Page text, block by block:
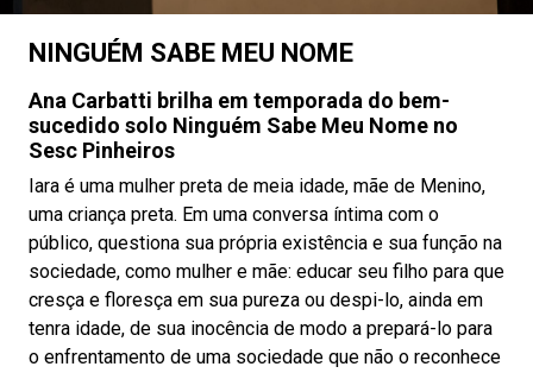
NINGUÉM SABE MEU NOME
Ana Carbatti brilha em temporada do bem-
sucedido solo Ninguém Sabe Meu Nome no
Sesc Pinheiros
Iara é uma mulher preta de meia idade, mãe de Menino,
uma criança preta. Em uma conversa íntima com o
público, questiona sua própria existência e sua função na
sociedade, como mulher e mãe: educar seu filho para que
cresça e floresça em sua pureza ou despi-lo, ainda em
tenra idade, de sua inocência de modo a prepará-lo para
o enfrentamento de uma sociedade que não o reconhece